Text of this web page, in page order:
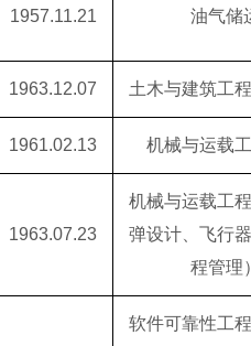
1957.11.21 油气储
1963.12.07 土木与建筑工
1961.02.13 机械与运载
1963.07.23
机械与运载工
弹设计、飞行
程管理
软件可靠性工